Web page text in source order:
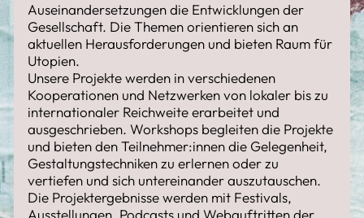
Auseinandersetzungen die Entwicklungen der
Gesellschaft. Die Themen orientieren sich an
aktuellen Herausforderungen und bieten Raum für
Utopien.
Unsere Projekte werden in verschiedenen
Kooperationen und Netzwerken von lokaler bis zu
internationaler Reichweite erarbeitet und
ausgeschrieben. Workshops begleiten die Projekte
und bieten den Teilnehmer:innen die Gelegenheit,
Gestaltungstechniken zu erlernen oder zu
vertiefen und sich untereinander auszutauschen.
Die Projektergebnisse werden mit Festivals,
Ausstellungen, Podcasts und Webauftritten der